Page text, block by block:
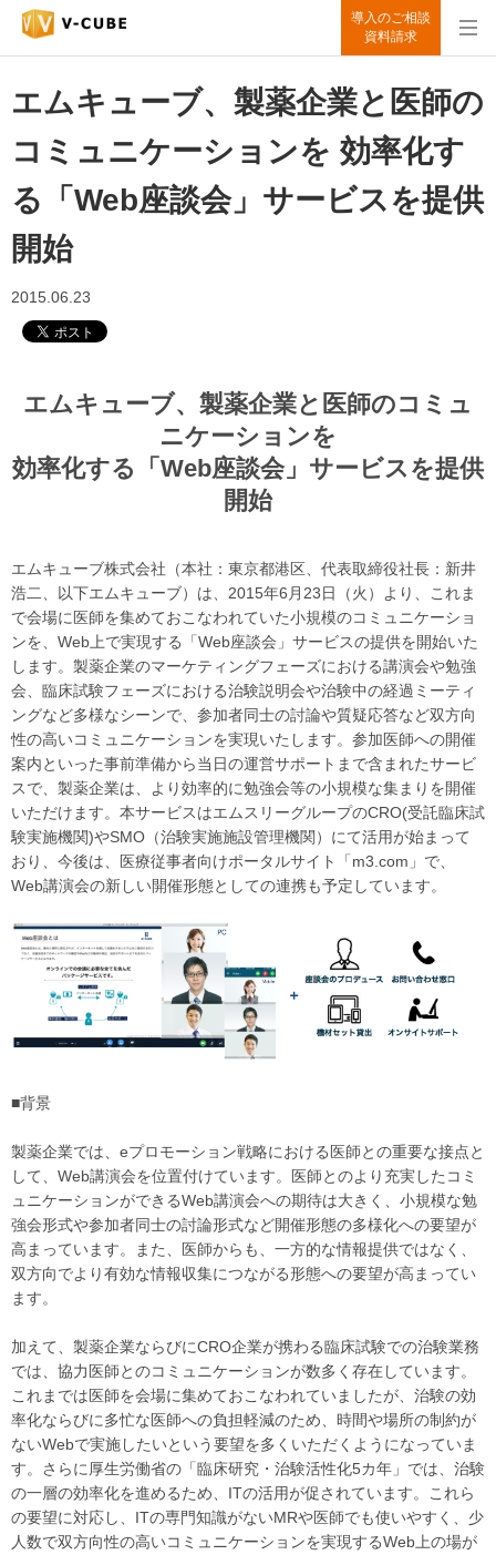
導入のご相談
資料請求
エムキューブ、製薬企業と医師の
コミュニケーションを 効率化す
る「Web座談会」サービスを提供
開始
2015.06.23
エムキューブ、製薬企業と医師のコミュ
ニケーションを
効率化する「Web座談会」サービスを提供
開始
エムキューブ株式会社（本社：東京都港区、代表取締役社長：新井
浩二、以下エムキューブ）は、2015年6月23日（火）より、これま
で会場に医師を集めておこなわれていた小規模のコミュニケーショ
ンを、Web上で実現する「Web座談会」サービスの提供を開始いた
します。製薬企業のマーケティングフェーズにおける講演会や勉強
会、臨床試験フェーズにおける治験説明会や治験中の経過ミーティ
ングなど多様なシーンで、参加者同士の討論や質疑応答など双方向
性の高いコミュニケーションを実現いたします。参加医師への開催
案内といった事前準備から当日の運営サポートまで含まれたサービ
スで、製薬企業は、より効率的に勉強会等の小規模な集まりを開催
いただけます。本サービスはエムスリーグループのCRO(受託臨床試
験実施機関)やSMO（治験実施施設管理機関）にて活用が始まって
おり、今後は、医療従事者向けポータルサイト「m3.com」で、
Web講演会の新しい開催形態としての連携も予定しています。
■背景
製薬企業では、eプロモーション戦略における医師との重要な接点と
して、Web講演会を位置付けています。医師とのより充実したコミ
ュニケーションができるWeb講演会への期待は大きく、小規模な勉
強会形式や参加者同士の討論形式など開催形態の多様化への要望が
高まっています。また、医師からも、一方的な情報提供ではなく、
双方向でより有効な情報収集につながる形態への要望が高まってい
ます。
加えて、製薬企業ならびにCRO企業が携わる臨床試験での治験業務
では、協力医師とのコミュニケーションが数多く存在しています。
これまでは医師を会場に集めておこなわれていましたが、治験の効
率化ならびに多忙な医師への負担軽減のため、時間や場所の制約が
ないWebで実施したいという要望を多くいただくようになっていま
す。さらに厚生労働省の「臨床研究・治験活性化5カ年」では、治験
の一層の効率化を進めるため、ITの活用が促されています。これら
の要望に対応し、ITの専門知識がないMRや医師でも使いやすく、少
人数で双方向性の高いコミュニケーションを実現するWeb上の場が